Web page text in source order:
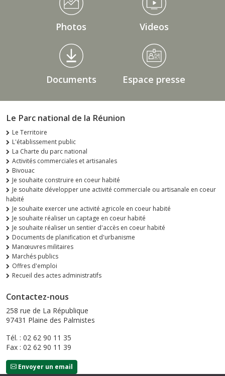
Photos Videos
Documents Espace presse
Le Parc national de la Réunion
Le Territoire
L'établissement public
La Charte du parc national
Activités commerciales et artisanales
Bivouac
Je souhaite construire en coeur habité
Je souhaite développer une activité commerciale ou artisanale en coeur
habité
Je souhaite exercer une activité agricole en coeur habité
Je souhaite réaliser un captage en coeur habité
Je souhaite réaliser un sentier d'accès en coeur habité
Documents de planification et d'urbanisme
Manœuvres militaires
Marchés publics
Offres d'emploi
Recueil des actes administratifs
Contactez-nous
258 rue de La République
97431 Plaine des Palmistes
Tél. : 02 62 90 11 35
Fax : 02 62 90 11 39
Envoyer un email